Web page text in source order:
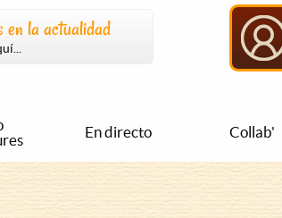
en la actualidad
En directo Collab'